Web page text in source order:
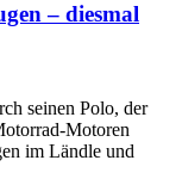
– diesmal
seinen Polo, der
Motoren
im Ländle und